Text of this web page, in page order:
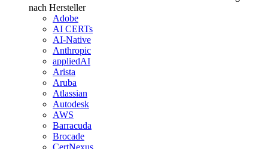
nach Hersteller
Adobe
AI CERTs
AI-Native
Anthropic
appliedAI
Arista
Aruba
Atlassian
Autodesk
AWS
Barracuda
Brocade
CertNexus